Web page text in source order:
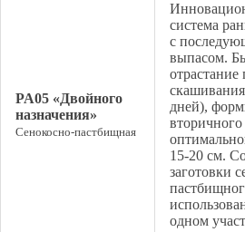
PA05 «Двойного
назначения»
Сенокосно-пастбищная
система
с
выпасом.
отрастание
дней),
вторичного
15-20 см.
заготовки
одном